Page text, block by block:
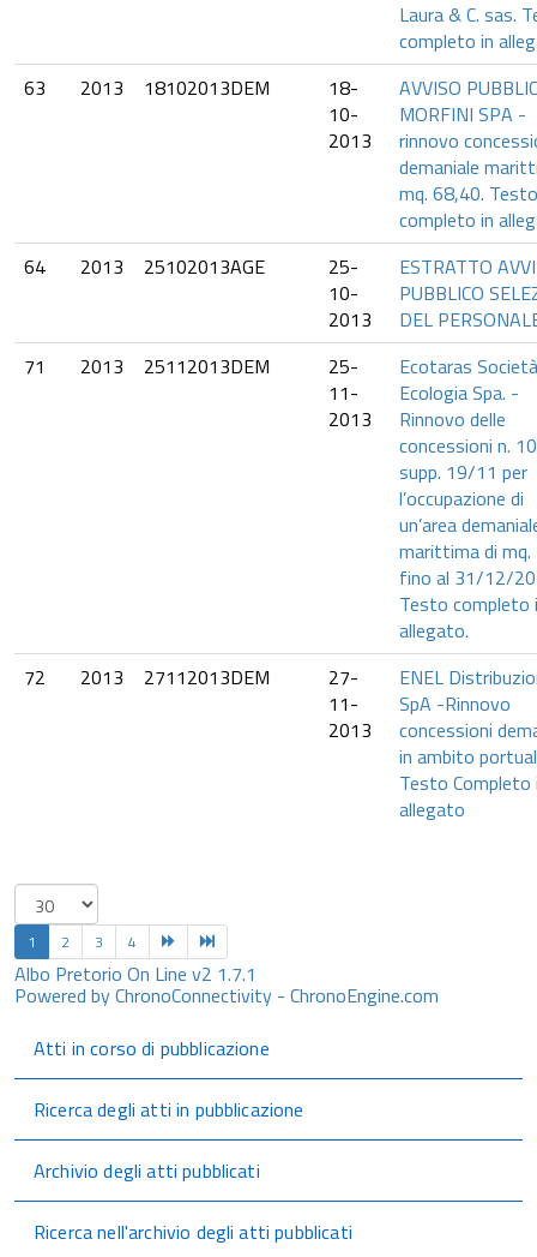
Laura & C. sas.
completo in
63
2013 18102013DEM
18-
10-
2013
AVVISO
MORFINI SPA -
rinnovo
demaniale
mq. 68,40. Testo
completo in
64
2013 25102013AGE
25-
10-
2013
ESTRATTO
PUBBLICO
DEL
71
2013 25112013DEM
25-
11-
2013
Ecotaras
Ecologia Spa. -
Rinnovo delle
concessioni n.
supp. 19/11 per
l’occupazione di
un’area
marittima di mq.
fino al 31/12/
Testo completo
allegato.
72
2013 27112013DEM
27-
11-
2013
ENEL
SpA -Rinnovo
concessioni
in ambito
Testo Completo
allegato
1 2 3 4
Albo Pretorio On Line v2 1.7.1
Powered by ChronoConnectivity - ChronoEngine.com
Atti in corso di pubblicazione
Ricerca degli atti in pubblicazione
Archivio degli atti pubblicati
Ricerca nell'archivio degli atti pubblicati